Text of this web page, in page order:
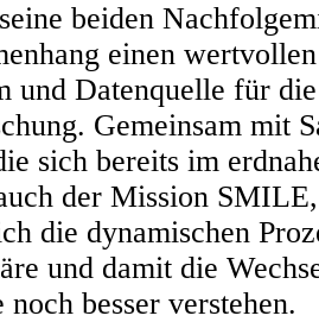
beiden
einen
und Datenquelle für die
Gemeinsam mit
sich bereits im
der Mission
die dynamischen
und damit die
noch besser verstehen.